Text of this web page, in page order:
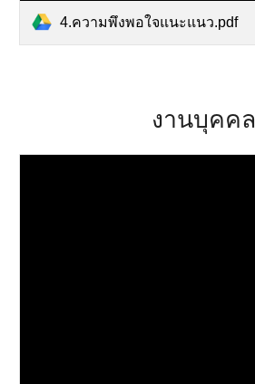
4.ความพึงพอใจแนะแนว.pdf
งานบุคคล